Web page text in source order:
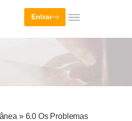
Entrar
» 6.0 Os Problemas